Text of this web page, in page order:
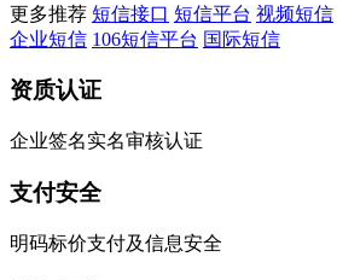
更多推荐 短信接口 短信平台 视频短信
企业短信 106短信平台 国际短信
资质认证
企业签名实名审核认证
支付安全
明码标价支付及信息安全